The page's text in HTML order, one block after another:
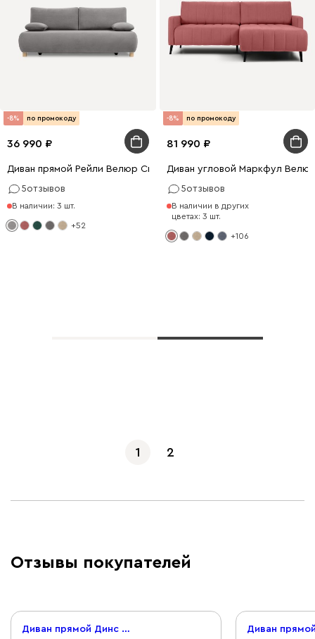
-8% по промокоду
36 990
Диван прямой Рейли Велюр Светло-серый
5отзывов
В наличии: 3 шт.
+52
-8% по промокоду
81 990
Диван угловой Маркфул
5отзывов
В наличии в других
цветах: 3 шт.
+106
1 2
Отзывы покупателей
Диван прямой Динс Мини Вельвет Желтый